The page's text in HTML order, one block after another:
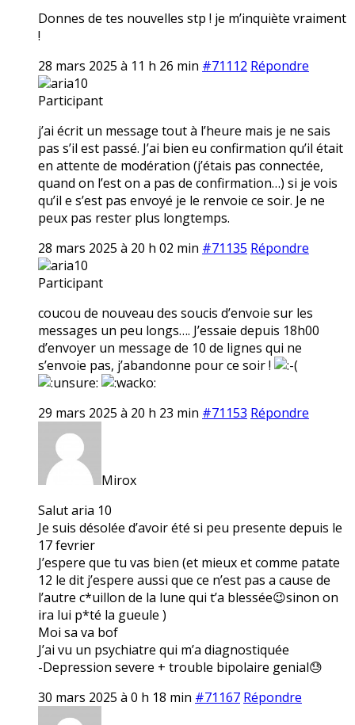
Donnes de tes nouvelles stp ! je m’inquiète vraiment
!
28 mars 2025 à 11 h 26 min #71112 Répondre
aria10
Participant
j’ai écrit un message tout à l’heure mais je ne sais
pas s’il est passé. J’ai bien eu confirmation qu’il était
en attente de modération (j’étais pas connectée,
quand on l’est on a pas de confirmation…) si je vois
qu’il e s’est pas envoyé je le renvoie ce soir. Je ne
peux pas rester plus longtemps.
28 mars 2025 à 20 h 02 min #71135 Répondre
aria10
Participant
coucou de nouveau des soucis d’envoie sur les
messages un peu longs…. J’essaie depuis 18h00
d’envoyer un message de 10 de lignes qui ne
s’envoie pas, j’abandonne pour ce soir !
29 mars 2025 à 20 h 23 min #71153 Répondre
Mirox
Salut aria 10
Je suis désolée d’avoir été si peu presente depuis le
17 fevrier
J’espere que tu vas bien (et mieux et comme patate
12 le dit j’espere aussi que ce n’est pas a cause de
l’autre c*uillon de la lune qui t’a blessée😉sinon on
ira lui p*té la gueule )
Moi sa va bof
J’ai vu un psychiatre qui m’a diagnostiquée
-Depression severe + trouble bipolaire genial😓
30 mars 2025 à 0 h 18 min #71167 Répondre